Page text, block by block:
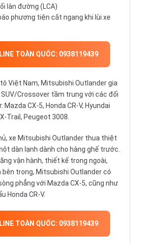
làn đường (LCA)
phương tiện cắt ngang khi lùi xe
TOÀN QUỐC: 0938119439
Việt Nam, Mitsubishi Outlander gia
Crossover tầm trung với các đối
CX-5, Honda CR-V, Hyundai
Trail, Peugeot 3008.
xe Mitsubishi Outlander thua thiệt
dàn lạnh dành cho hàng ghế trước.
vận hành, thiết kế trong ngoài,
bên trong, Mitsubishi Outlander có
phẳng với Mazda CX-5, cũng như
Honda CR-V.
TOÀN QUỐC: 0938119439